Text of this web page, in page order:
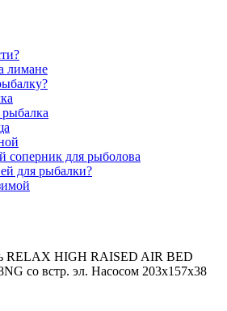
лимане
соперник для рыболова
для рыбалки?
RELAX HIGH RAISED AIR BED
со встр. эл. Насосом 203x157x38